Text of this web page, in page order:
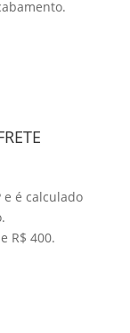
e é calculado
R$ 400.